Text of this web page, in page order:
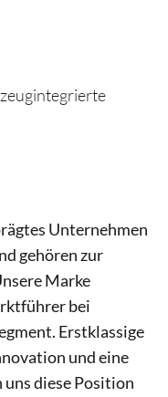
Unternehmen
gehören zur
Marke
bei
Erstklassige
und eine
diese Position